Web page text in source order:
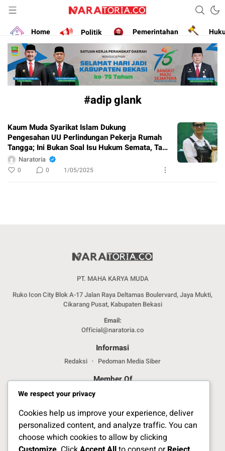
naratoria.co
Narasikan Fakta dan Data
Home
Politik Pemerintahan
#adip glank
Kaum Muda Syarikat Islam Dukung
Pengesahan UU Perlindungan Pekerja Rumah
Tangga; Ini Bukan Soal Isu Hukum Semata, Tapi
Juga Tentang Martabat Kemanusiaan
Naratoria
0 0 1/05/2025
PT. MAHA KARYA MUDA
Ruko Icon City Blok A-17 Jalan Raya Deltamas Boulervard, Jaya Mukti,
Cikarang Pusat, Kabupaten Bekasi
Email:
Official@naratoria.co
Informasi
Redaksi Pedoman Media Siber
Member Of
We respect your privacy
Cookies help us improve your experience, deliver
personalized content, and analyze traffic. You can
choose which cookies to allow by clicking